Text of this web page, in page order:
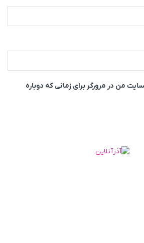
من در مرورگر برای زمانی که دوباره